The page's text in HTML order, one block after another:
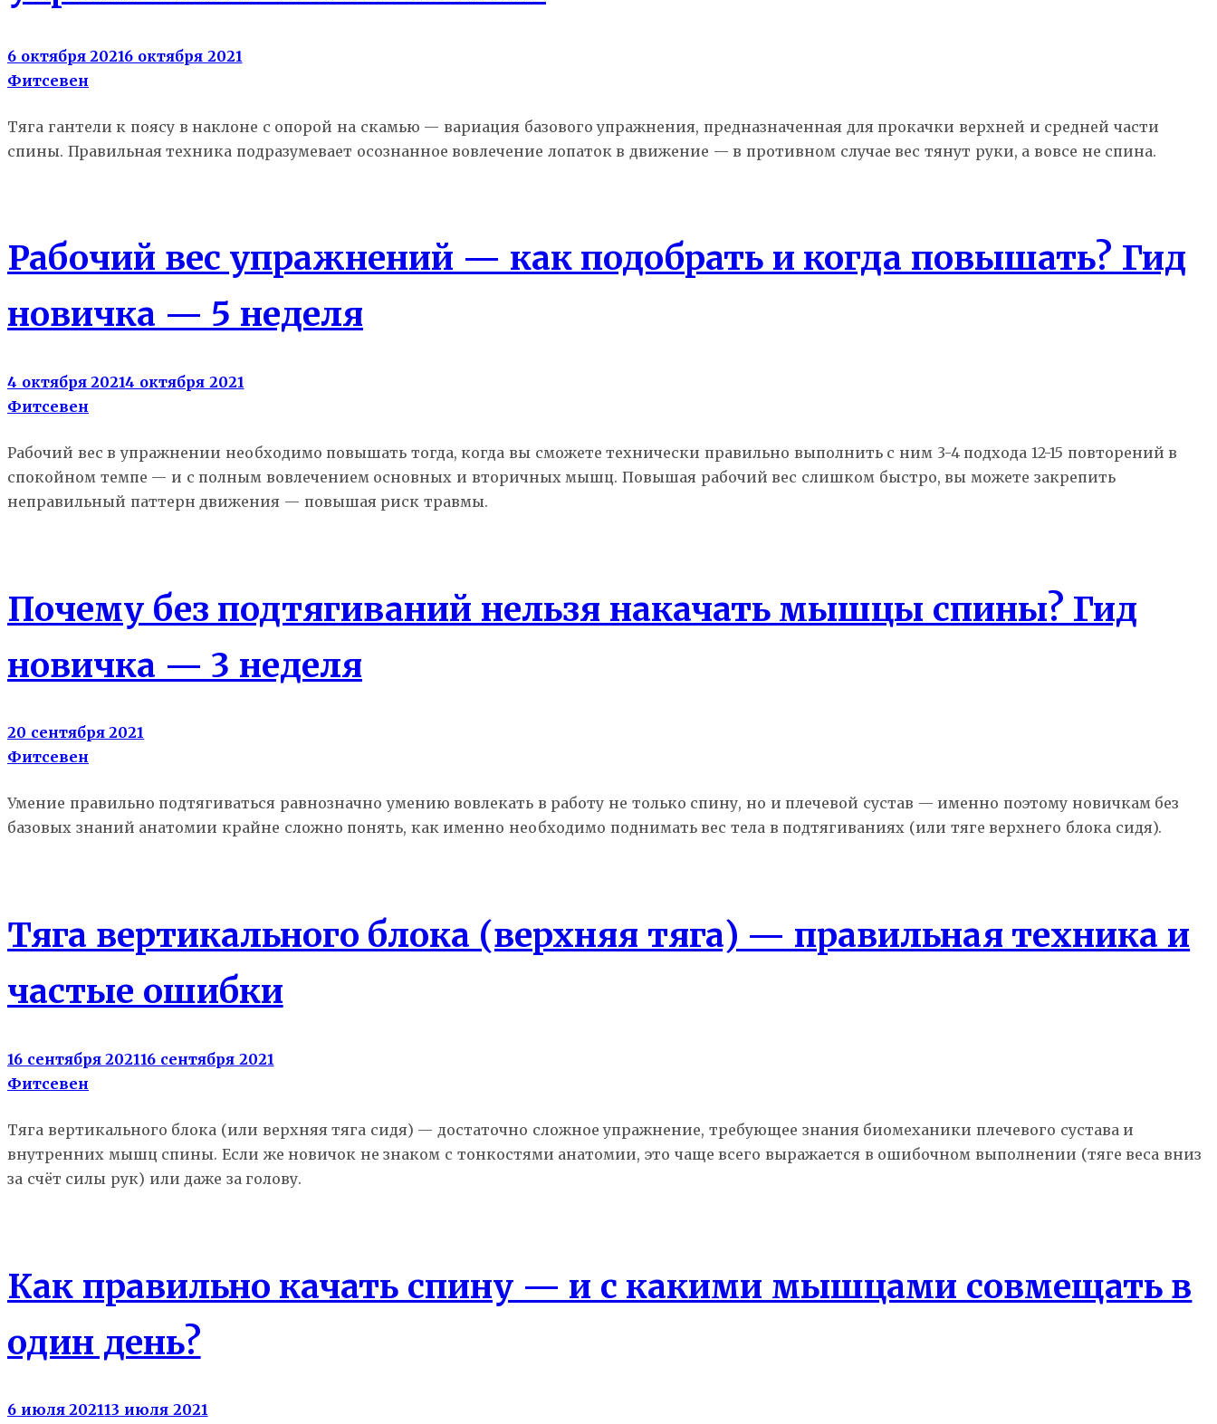
6 октября 20216 октября 2021
Фитсевен
Тяга гантели к поясу в наклоне с опорой на скамью — вариация базового упражнения, предназначенная для прокачки верхней и средней части
спины. Правильная техника подразумевает осознанное вовлечение лопаток в движение — в противном случае вес тянут руки, а вовсе не спина.
Рабочий вес упражнений — как подобрать и когда повышать? Гид
новичка — 5 неделя
4 октября 20214 октября 2021
Фитсевен
Рабочий вес в упражнении необходимо повышать тогда, когда вы сможете технически правильно выполнить с ним 3-4 подхода 12-15 повторений в
спокойном темпе — и с полным вовлечением основных и вторичных мышц. Повышая рабочий вес слишком быстро, вы можете закрепить
неправильный паттерн движения — повышая риск травмы.
Почему без подтягиваний нельзя накачать мышцы спины? Гид
новичка — 3 неделя
20 сентября 2021
Фитсевен
Умение правильно подтягиваться равнозначно умению вовлекать в работу не только спину, но и плечевой сустав — именно поэтому новичкам без
базовых знаний анатомии крайне сложно понять, как именно необходимо поднимать вес тела в подтягиваниях (или тяге верхнего блока сидя).
Тяга вертикального блока (верхняя тяга) — правильная техника и
частые ошибки
16 сентября 202116 сентября 2021
Фитсевен
Тяга вертикального блока (или верхняя тяга сидя) — достаточно сложное упражнение, требующее знания биомеханики плечевого сустава и
внутренних мышц спины. Если же новичок не знаком с тонкостями анатомии, это чаще всего выражается в ошибочном выполнении (тяге веса вниз
за счёт силы рук) или даже за голову.
Как правильно качать спину — и с какими мышцами совмещать в
один день?
6 июля 202113 июля 2021